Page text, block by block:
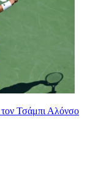
τον Τσάμπι Αλόνσο